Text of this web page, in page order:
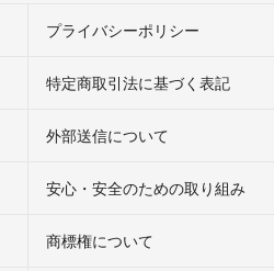
プライバシーポリシー
特定商取引法に基づく表記
外部送信について
安心・安全のための取り組み
商標権について